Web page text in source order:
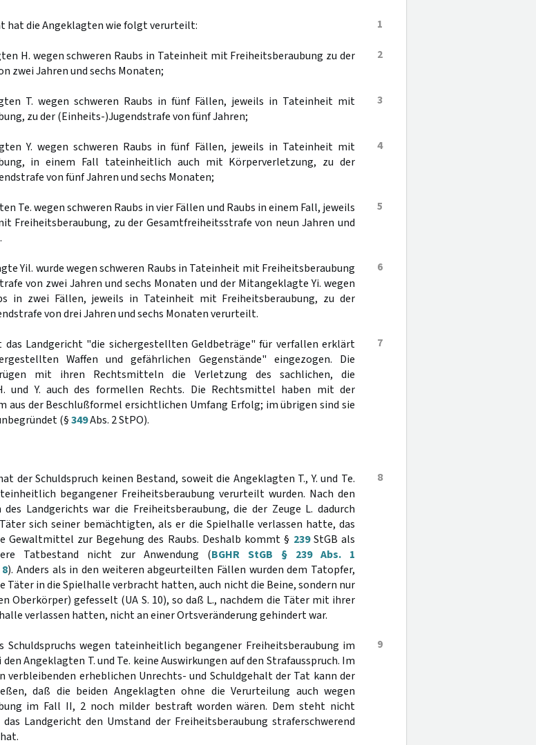
1
hat die Angeklagten wie folgt verurteilt:
2
H. wegen schweren Raubs in Tateinheit mit Freiheitsberaubung zu der
zwei Jahren und sechs Monaten;
3
T. wegen schweren Raubs in fünf Fällen, jeweils in Tateinheit mit
zu der (Einheits-)Jugendstrafe von fünf Jahren;
4
Y. wegen schweren Raubs in fünf Fällen, jeweils in Tateinheit mit
in einem Fall tateinheitlich auch mit Körperverletzung, zu der
von fünf Jahren und sechs Monaten;
5
Te. wegen schweren Raubs in vier Fällen und Raubs in einem Fall, jeweils
Freiheitsberaubung, zu der Gesamtfreiheitsstrafe von neun Jahren und
6
Yil. wurde wegen schweren Raubs in Tateinheit mit Freiheitsberaubung
von zwei Jahren und sechs Monaten und der Mitangeklagte Yi. wegen
in zwei Fällen, jeweils in Tateinheit mit Freiheitsberaubung, zu der
von drei Jahren und sechs Monaten verurteilt.
7
das Landgericht "die sichergestellten Geldbeträge" für verfallen erklärt
Waffen und gefährlichen Gegenstände" eingezogen. Die
mit ihren Rechtsmitteln die Verletzung des sachlichen, die
und Y. auch des formellen Rechts. Die Rechtsmittel haben mit der
aus der Beschlußformel ersichtlichen Umfang Erfolg; im übrigen sind sie
(§349Abs. 2 StPO).
8
der Schuldspruch keinen Bestand, soweit die Angeklagten T., Y. und Te.
begangener Freiheitsberaubung verurteilt wurden. Nach den
des Landgerichts war die Freiheitsberaubung, die der Zeuge L. dadurch
sich seiner bemächtigten, als er die Spielhalle verlassen hatte, das
Gewaltmittel zur Begehung des Raubs. Deshalb kommt § 239StGB als
Tatbestand nicht zur Anwendung (BGHR StGB § 239 Abs. 1
). Anders als in den weiteren abgeurteilten Fällen wurden dem Tatopfer,
Täter in die Spielhalle verbracht hatten, auch nicht die Beine, sondern nur
Oberkörper) gefesselt (UA S. 10), so daß L., nachdem die Täter mit ihrer
verlassen hatten, nicht an einer Ortsveränderung gehindert war.
9
Schuldspruchs wegen tateinheitlich begangener Freiheitsberaubung im
Angeklagten T. und Te. keine Auswirkungen auf den Strafausspruch. Im
verbleibenden erheblichen Unrechts- und Schuldgehalt der Tat kann der
daß die beiden Angeklagten ohne die Verurteilung auch wegen
im Fall II, 2 noch milder bestraft worden wären. Dem steht nicht
Landgericht den Umstand der Freiheitsberaubung straferschwerend